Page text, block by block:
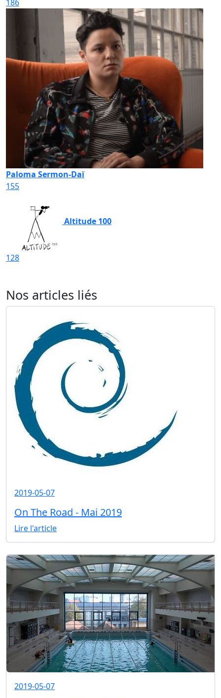
186
Paloma Sermon-Daï
155
Altitude 100
128
Nos articles liés
2019-05-07
On The Road - Mai 2019
Lire l'article
2019-05-07